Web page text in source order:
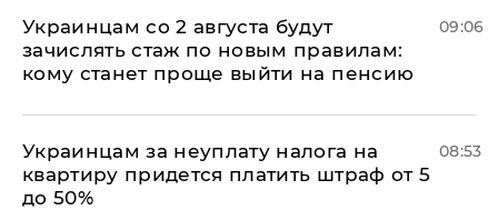
Украинцам со 2 августа будут
зачислять стаж по новым правилам:
кому станет проще выйти на пенсию
09:06
Украинцам за неуплату налога на
квартиру придется платить штраф от 5
до 50%
08:53